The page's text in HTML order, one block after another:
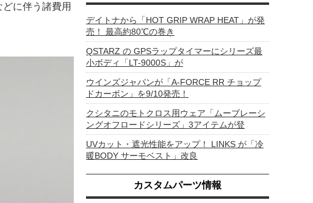
に伴う諸費用
デイトナから「HOT GRIP WRAP HEAT」が発
売！ 最高約80℃の巻き
QSTARZ の GPSラップタイマーにシリーズ最
小ボディ「LT-9000S」が
ウインズジャパンが「A-FORCE RR チョップ
ドカーボン」を9/10発売！
クシタニのモトクロス用ウェア「ムーブレーシ
ングオフロードシリーズ」3アイテムが登
UVカット・遮光性能をアップ！ LINKS が「冷
暖BODY サーモベスト」改良
カスタムパーツ情報